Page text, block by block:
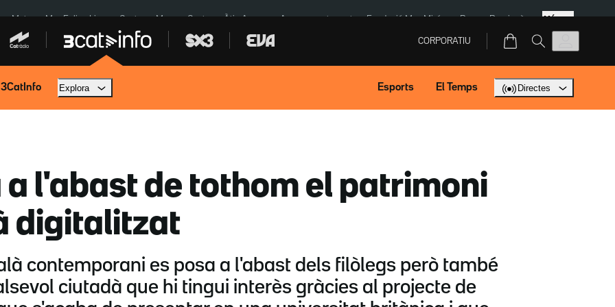
a Meta Mor Felipe Lipe Ceuta Menors Ceuta Àtic Ayuso Aparcament agost Fundació Mas Miró eBay Perpinyà Més
CORPORATIU
3CatInfo Explora Esports El Temps Directes
a l'abast de tothom el patrimoni
digitalitzat
contemporani es posa a l'abast dels filòlegs però també
ciutadà que hi tingui interès gràcies al projecte de